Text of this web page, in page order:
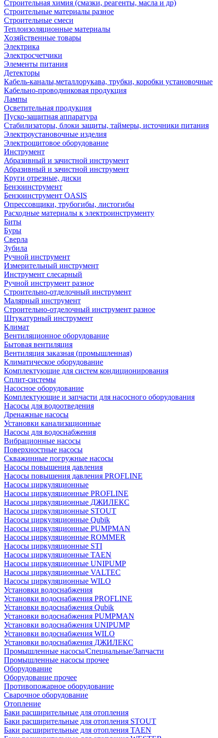
Строительная химия (смазки, реагенты, масла и др)
Строительные материалы разное
Строительные смеси
Теплоизоляционные материалы
Хозяйственные товары
Электрика
Электросчетчики
Элементы питания
Детекторы
Кабель-каналы,металлорукава, трубки, коробки установочные
Кабельно-проводниковая продукция
Лампы
Осветительная продукция
Пуско-защитная аппаратура
Стабилизаторы, блоки защиты, таймеры, источники питания
Электроустановочные изделия
Электрощитовое оборудование
Инструмент
Абразивный и зачистной инструмент
Абразивный и зачистной инструмент
Круги отрезные, диски
Бензоинструмент
Бензоинструмент OASIS
Опрессовщики, трубогибы, листогибы
Расходные материалы к электроинструменту
Биты
Буры
Сверла
Зубила
Ручной инструмент
Измерительный инструмент
Инструмент слесарный
Ручной инструмент разное
Строительно-отделочный инструмент
Малярный инструмент
Строительно-отделочный инструмент разное
Штукатурный инструмент
Климат
Вентиляционное оборудование
Бытовая вентиляция
Вентиляция заказная (промышленная)
Климатическое оборудование
Комплектующие для систем кондиционирования
Сплит-системы
Насосное оборудование
Комплектующие и запчасти для насосного оборудования
Насосы для водоотведения
Дренажные насосы
Установки канализационные
Насосы для водоснабжения
Вибрационные насосы
Поверхностные насосы
Скважинные погружные насосы
Насосы повышения давления
Насосы повышения давления PROFLINE
Насосы циркуляционные
Насосы циркуляционные PROFLINE
Насосы циркуляционные ДЖИЛЕКС
Насосы циркуляционные STOUT
Насосы циркуляционные Qubik
Насосы циркуляционные PUMPMAN
Насосы циркуляционные ROMMER
Насосы циркуляционные STI
Насосы циркуляционные TAEN
Насосы циркуляционные UNIPUMP
Насосы циркуляционные VALTEC
Насосы циркуляционные WILO
Установки водоснабжения
Установки водоснабжения PROFLINE
Установки водоснабжения Qubik
Установки водоснабжения PUMPMAN
Установки водоснабжения UNIPUMP
Установки водоснабжения WILO
Установки водоснабжения ДЖИЛЕКС
Промышленные насосы/Специальные/Запчасти
Промышленные насосы прочее
Оборудование
Оборудование прочее
Противопожарное оборудование
Сварочное оборудование
Отопление
Баки расширительные для отопления
Баки расширительные для отопления STOUT
Баки расширительные для отопления TAEN